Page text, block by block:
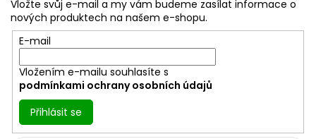
Vložte svůj e-mail a my vám budeme zasílat informace o
nových produktech na našem e-shopu.
E-mail
Vložením e-mailu souhlasíte s
podmínkami ochrany osobních údajů
Přihlásit se